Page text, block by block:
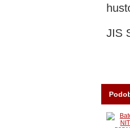
JIS